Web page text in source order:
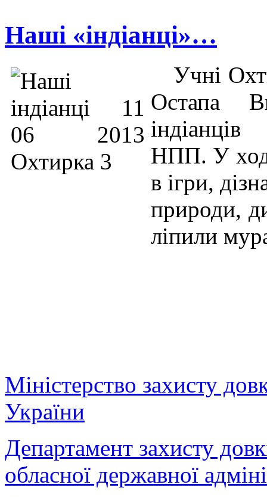
Наші «індіанці»…
Учні
Остапа
індіанців
НПП. У
в ігри,
природи,
ліпили
Міністерство захисту
України
Департамент захисту
обласної державної